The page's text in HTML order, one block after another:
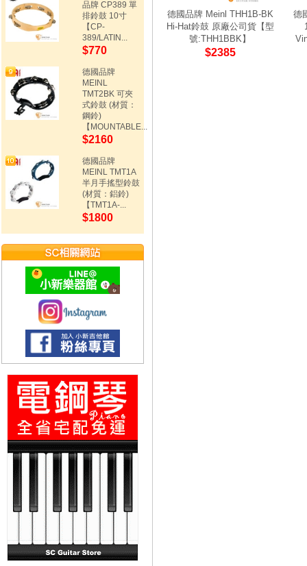
品牌 CP389 單
排鈴鼓 10寸
【CP-
389/LATIN...
$770
德國品牌
MEINL
TMT2BK 可夾
式鈴鼓 (材質：
鋼鈴)
【MOUNTABLE...
$2160
德國品牌
MEINL TMT1A
半月手搖型鈴鼓
(材質：鋁鈴)
【TMT1A-...
$1800
德國品牌 Meinl THH1B-BK
Hi-Hat鈴鼓 原廠公司貨【型
號:THH1BBK】
$2385
德